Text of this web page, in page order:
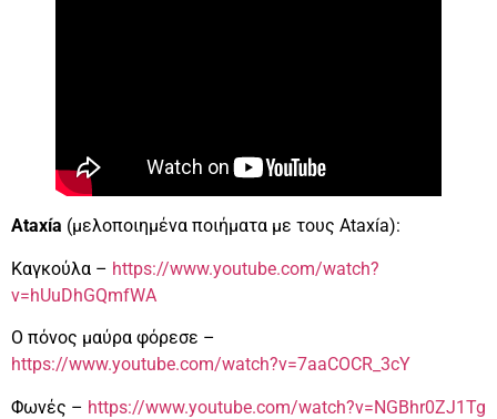
Ataxía (μελοποιημένα ποιήματα με τους Ataxía):
Καγκούλα – https://www.youtube.com/watch?
v=hUuDhGQmfWA
Ο πόνος μαύρα φόρεσε –
https://www.youtube.com/watch?v=7aaCOCR_3cY
Φωνές – https://www.youtube.com/watch?v=NGBhr0ZJ1Tg